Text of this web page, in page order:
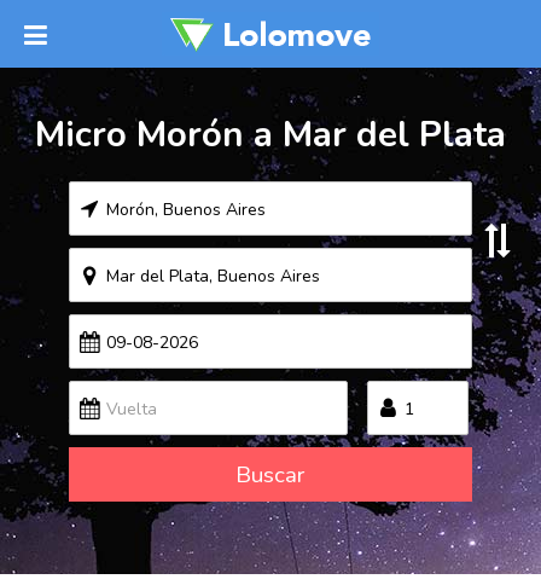
Micro Morón a Mar del Plata
Buscar